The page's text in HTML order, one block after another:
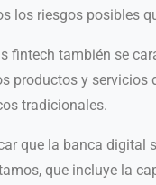
los riesgos posibles
fintech también se
productos y
tradicionales.
que la banca
que incluye la